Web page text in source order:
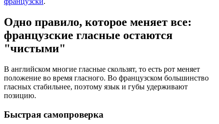
Одно правило, которое меняет все:
французские гласные остаются
"чистыми"
В английском многие гласные скользят, то есть рот меняет
положение во время гласного. Во французском большинство
гласных стабильнее, поэтому язык и губы удерживают
позицию.
Быстрая самопроверка